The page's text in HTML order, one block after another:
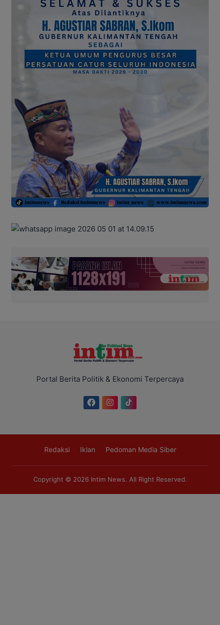
Portal Berita Politik & Ekonomi Terpercaya
Redaksi Iklan Pedoman Media Siber
Copyright © 2026 Intim News. All Right Reserved.